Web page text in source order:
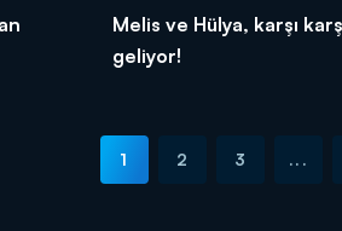
Melis ve Hülya, karşı
geliyor!
1 2 3 ...